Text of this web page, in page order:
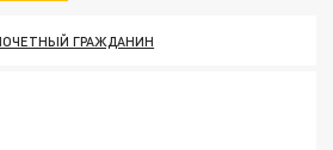
ГРАЖДАНИН